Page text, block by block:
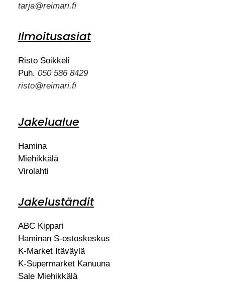
tarja@reimari.fi
Ilmoitusasiat
Risto Soikkeli
Puh. 050 586 8429
risto@reimari.fi
Jakelualue
Hamina
Miehikkälä
Virolahti
Jakeluständit
ABC Kippari
Haminan S-ostoskeskus
K-Market Itäväylä
K-Supermarket Kanuuna
Sale Miehikkälä